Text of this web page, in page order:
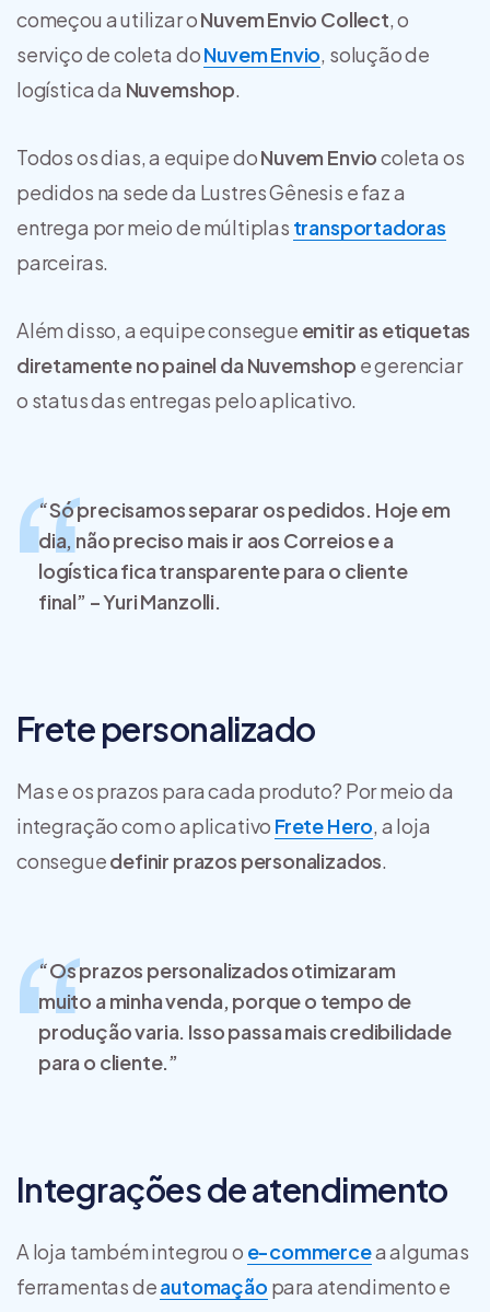
começou a utilizar oNuvem Envio Collect, o
serviço de coleta doNuvem Envio, solução de
logística da Nuvemshop.
Todos os dias, a equipe doNuvem Enviocoleta os
pedidos na sede da Lustres Gênesis e faz a
entrega por meio de múltiplas transportadoras
parceiras.
Além disso, a equipe consegue emitir as etiquetas
diretamente no painel da Nuvemshop e gerenciar
o status das entregas pelo aplicativo.
“Só precisamos separar os pedidos. Hoje em
dia, não preciso mais ir aos Correios e a
logística fica transparente para o cliente
final” – Yuri Manzolli.
Frete personalizado
Mas e os prazos para cada produto? Por meio da
integração com o aplicativo Frete Hero, a loja
conseguedefinir prazos personalizados.
“Os prazos personalizados otimizaram
muito a minha venda, porque o tempo de
produção varia. Isso passa mais credibilidade
para o cliente.”
Integrações de atendimento
A loja também integrou o e-commercea algumas
ferramentas deautomação para atendimento e